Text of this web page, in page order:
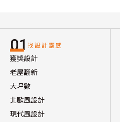
01 找設計靈感
獲獎設計
老屋翻新
大坪數
北歐風設計
現代風設計